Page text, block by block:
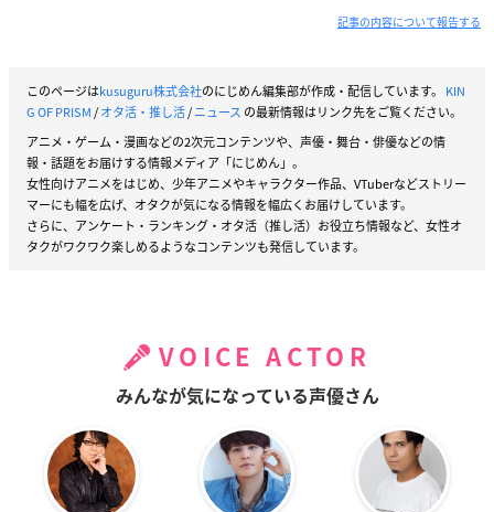
記事の内容について報告する
このページはkusuguru株式会社のにじめん編集部が作成・配信しています。 KIN
G OF PRISM/オタ活・推し活/ニュース の最新情報はリンク先をご覧ください。
アニメ・ゲーム・漫画などの2次元コンテンツや、声優・舞台・俳優などの情
報・話題をお届けする情報メディア「にじめん」。
女性向けアニメをはじめ、少年アニメやキャラクター作品、VTuberなどストリー
マーにも幅を広げ、オタクが気になる情報を幅広くお届けしています。
さらに、アンケート・ランキング・オタ活（推し活）お役立ち情報など、女性オ
タクがワクワク楽しめるようなコンテンツも発信しています。
VOICE ACTOR
みんなが気になっている声優さん